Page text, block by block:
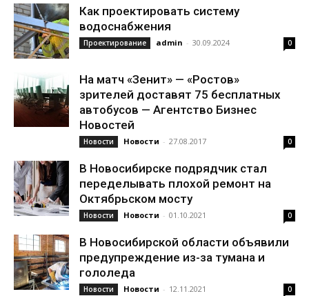
Как проектировать систему
водоснабжения
Проектирование admin - 30.09.2024 0
На матч «Зенит» — «Ростов»
зрителей доставят 75 бесплатных
автобусов — Агентство Бизнес
Новостей
Новости Новости - 27.08.2017 0
В Новосибирске подрядчик стал
переделывать плохой ремонт на
Октябрьском мосту
Новости Новости - 01.10.2021 0
В Новосибирской области объявили
предупреждение из-за тумана и
гололеда
Новости Новости - 12.11.2021 0